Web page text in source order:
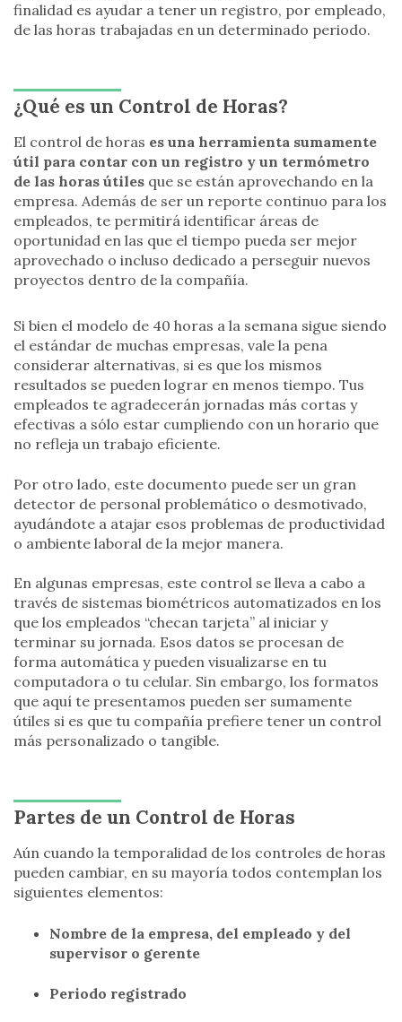
finalidad es ayudar a tener un registro, por empleado,
de las horas trabajadas en un determinado periodo.
¿Qué es un Control de Horas?
El control de horas es una herramienta sumamente
útil para contar con un registro y un termómetro
de las horas útiles que se están aprovechando en la
empresa. Además de ser un reporte continuo para los
empleados, te permitirá identificar áreas de
oportunidad en las que el tiempo pueda ser mejor
aprovechado o incluso dedicado a perseguir nuevos
proyectos dentro de la compañía.
Si bien el modelo de 40 horas a la semana sigue siendo
el estándar de muchas empresas, vale la pena
considerar alternativas, si es que los mismos
resultados se pueden lograr en menos tiempo. Tus
empleados te agradecerán jornadas más cortas y
efectivas a sólo estar cumpliendo con un horario que
no refleja un trabajo eficiente.
Por otro lado, este documento puede ser un gran
detector de personal problemático o desmotivado,
ayudándote a atajar esos problemas de productividad
o ambiente laboral de la mejor manera.
En algunas empresas, este control se lleva a cabo a
través de sistemas biométricos automatizados en los
que los empleados “checan tarjeta” al iniciar y
terminar su jornada. Esos datos se procesan de
forma automática y pueden visualizarse en tu
computadora o tu celular. Sin embargo, los formatos
que aquí te presentamos pueden ser sumamente
útiles si es que tu compañía prefiere tener un control
más personalizado o tangible.
Partes de un Control de Horas
Aún cuando la temporalidad de los controles de horas
pueden cambiar, en su mayoría todos contemplan los
siguientes elementos:
Nombre de la empresa, del empleado y del
supervisor o gerente
Periodo registrado